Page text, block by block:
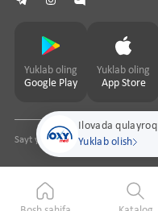
Ilovada qulayroq
Yuklab olish
Yuklab oling
Google Play
Yuklab oling
App Store
Sayt yaratuvchipharmit.uz